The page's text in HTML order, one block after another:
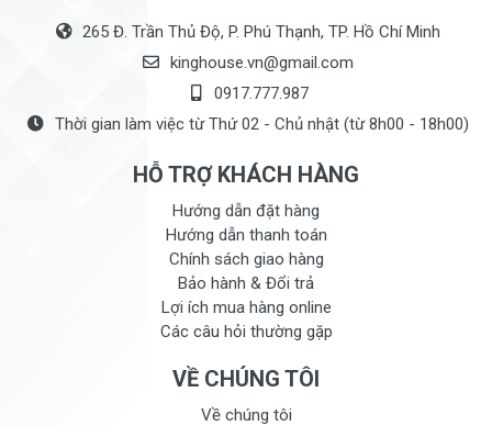
265 Đ. Trần Thủ Độ, P. Phú Thạnh, TP. Hồ Chí Minh
kinghouse.vn@gmail.com
0917.777.987
Thời gian làm việc từ Thứ 02 - Chủ nhật (từ 8h00 - 18h00)
HỖ TRỢ KHÁCH HÀNG
Hướng dẫn đặt hàng
Hướng dẫn thanh toán
Chính sách giao hàng
Bảo hành & Đổi trả
Lợi ích mua hàng online
Các câu hỏi thường gặp
VỀ CHÚNG TÔI
Về chúng tôi